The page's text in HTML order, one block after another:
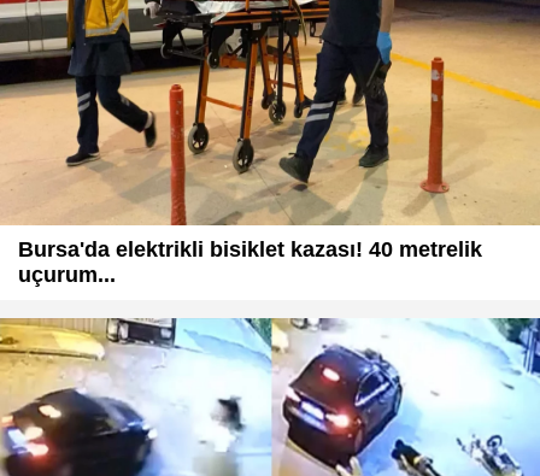
Bursa'da elektrikli bisiklet kazası! 40 metrelik
uçurum...